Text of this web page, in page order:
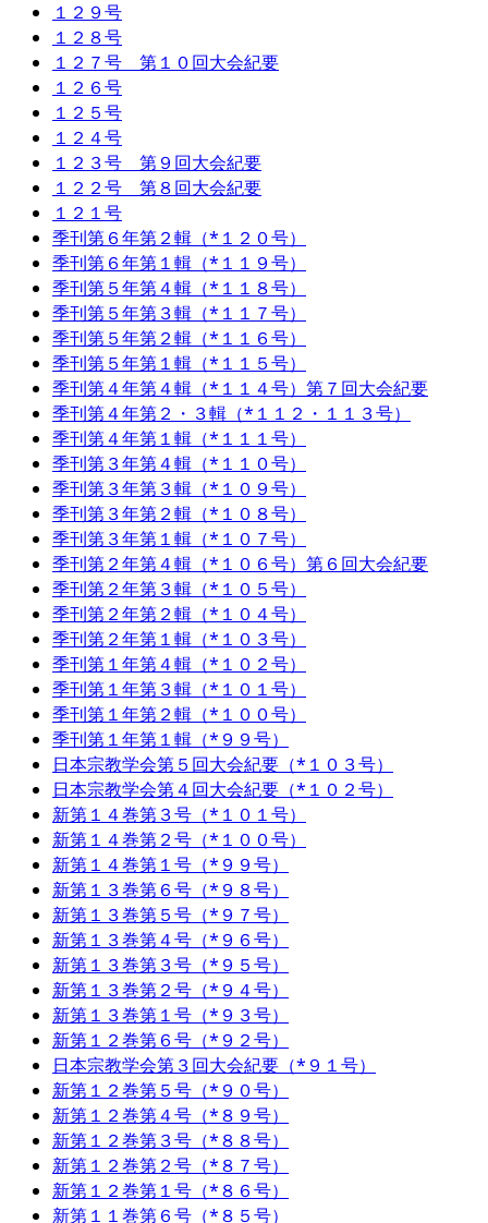
１２９号
１２８号
１２７号 第１０回大会紀要
１２６号
１２５号
１２４号
１２３号 第９回大会紀要
１２２号 第８回大会紀要
１２１号
季刊第６年第２輯（*１２０号）
季刊第６年第１輯（*１１９号）
季刊第５年第４輯（*１１８号）
季刊第５年第３輯（*１１７号）
季刊第５年第２輯（*１１６号）
季刊第５年第１輯（*１１５号）
季刊第４年第４輯（*１１４号）第７回大会紀要
季刊第４年第２・３輯（*１１２・１１３号）
季刊第４年第１輯（*１１１号）
季刊第３年第４輯（*１１０号）
季刊第３年第３輯（*１０９号）
季刊第３年第２輯（*１０８号）
季刊第３年第１輯（*１０７号）
季刊第２年第４輯（*１０６号）第６回大会紀要
季刊第２年第３輯（*１０５号）
季刊第２年第２輯（*１０４号）
季刊第２年第１輯（*１０３号）
季刊第１年第４輯（*１０２号）
季刊第１年第３輯（*１０１号）
季刊第１年第２輯（*１００号）
季刊第１年第１輯（*９９号）
日本宗教学会第５回大会紀要（*１０３号）
日本宗教学会第４回大会紀要（*１０２号）
新第１４巻第３号（*１０１号）
新第１４巻第２号（*１００号）
新第１４巻第１号（*９９号）
新第１３巻第６号（*９８号）
新第１３巻第５号（*９７号）
新第１３巻第４号（*９６号）
新第１３巻第３号（*９５号）
新第１３巻第２号（*９４号）
新第１３巻第１号（*９３号）
新第１２巻第６号（*９２号）
日本宗教学会第３回大会紀要（*９１号）
新第１２巻第５号（*９０号）
新第１２巻第４号（*８９号）
新第１２巻第３号（*８８号）
新第１２巻第２号（*８７号）
新第１２巻第１号（*８６号）
新第１１巻第６号（*８５号）